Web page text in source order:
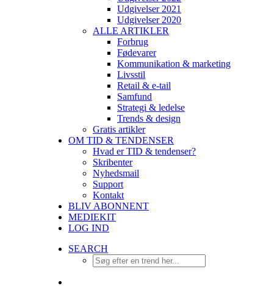
Udgivelser 2021
Udgivelser 2020
ALLE ARTIKLER
Forbrug
Fødevarer
Kommunikation & marketing
Livsstil
Retail & e-tail
Samfund
Strategi & ledelse
Trends & design
Gratis artikler
OM TID & TENDENSER
Hvad er TID & tendenser?
Skribenter
Nyhedsmail
Support
Kontakt
BLIV ABONNENT
MEDIEKIT
LOG IND
SEARCH